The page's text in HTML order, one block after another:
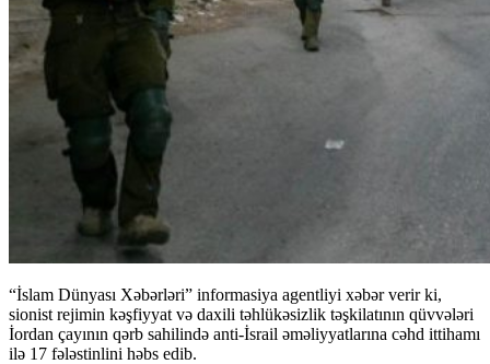
“İslam Dünyası Xəbərləri” informasiya agentliyi xəbər verir ki,
sionist rejimin kəşfiyyat və daxili təhlükəsizlik təşkilatının qüvvələri
İordan çayının qərb sahilində anti-İsrail əməliyyatlarına cəhd ittihamı
ilə 17 fələstinlini həbs edib.